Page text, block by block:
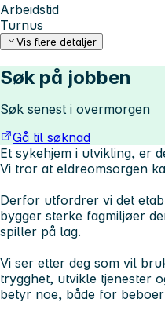
Arbeidstid
Turnus
Vis flere detaljer
Søk på jobben
Søk senest i overmorgen
Gå til søknad
Et sykehjem i utvikling, er
Vi tror at eldreomsorgen
Derfor utfordrer vi det
bygger sterke fagmiljøer
spiller på lag.
Vi ser etter deg som vil
trygghet, utvikle tjenester
betyr noe, både for